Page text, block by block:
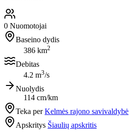
0 Nuomotojai
Baseino dydis
386 km2
Debitas
4.2 m3/s
Nuolydis
114 cm/km
Teka per Kelmės rajono savivaldybė
Apskritys Šiaulių apskritis